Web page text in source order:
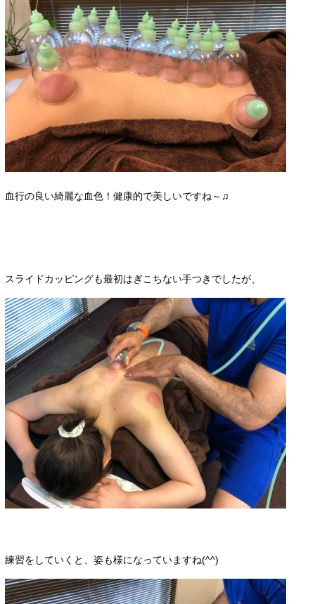
血行の良い綺麗な血色！健康的で美しいですね～♫
スライドカッピングも最初はぎこちない手つきでしたが、
練習をしていくと、姿も様になっていますね(^^)